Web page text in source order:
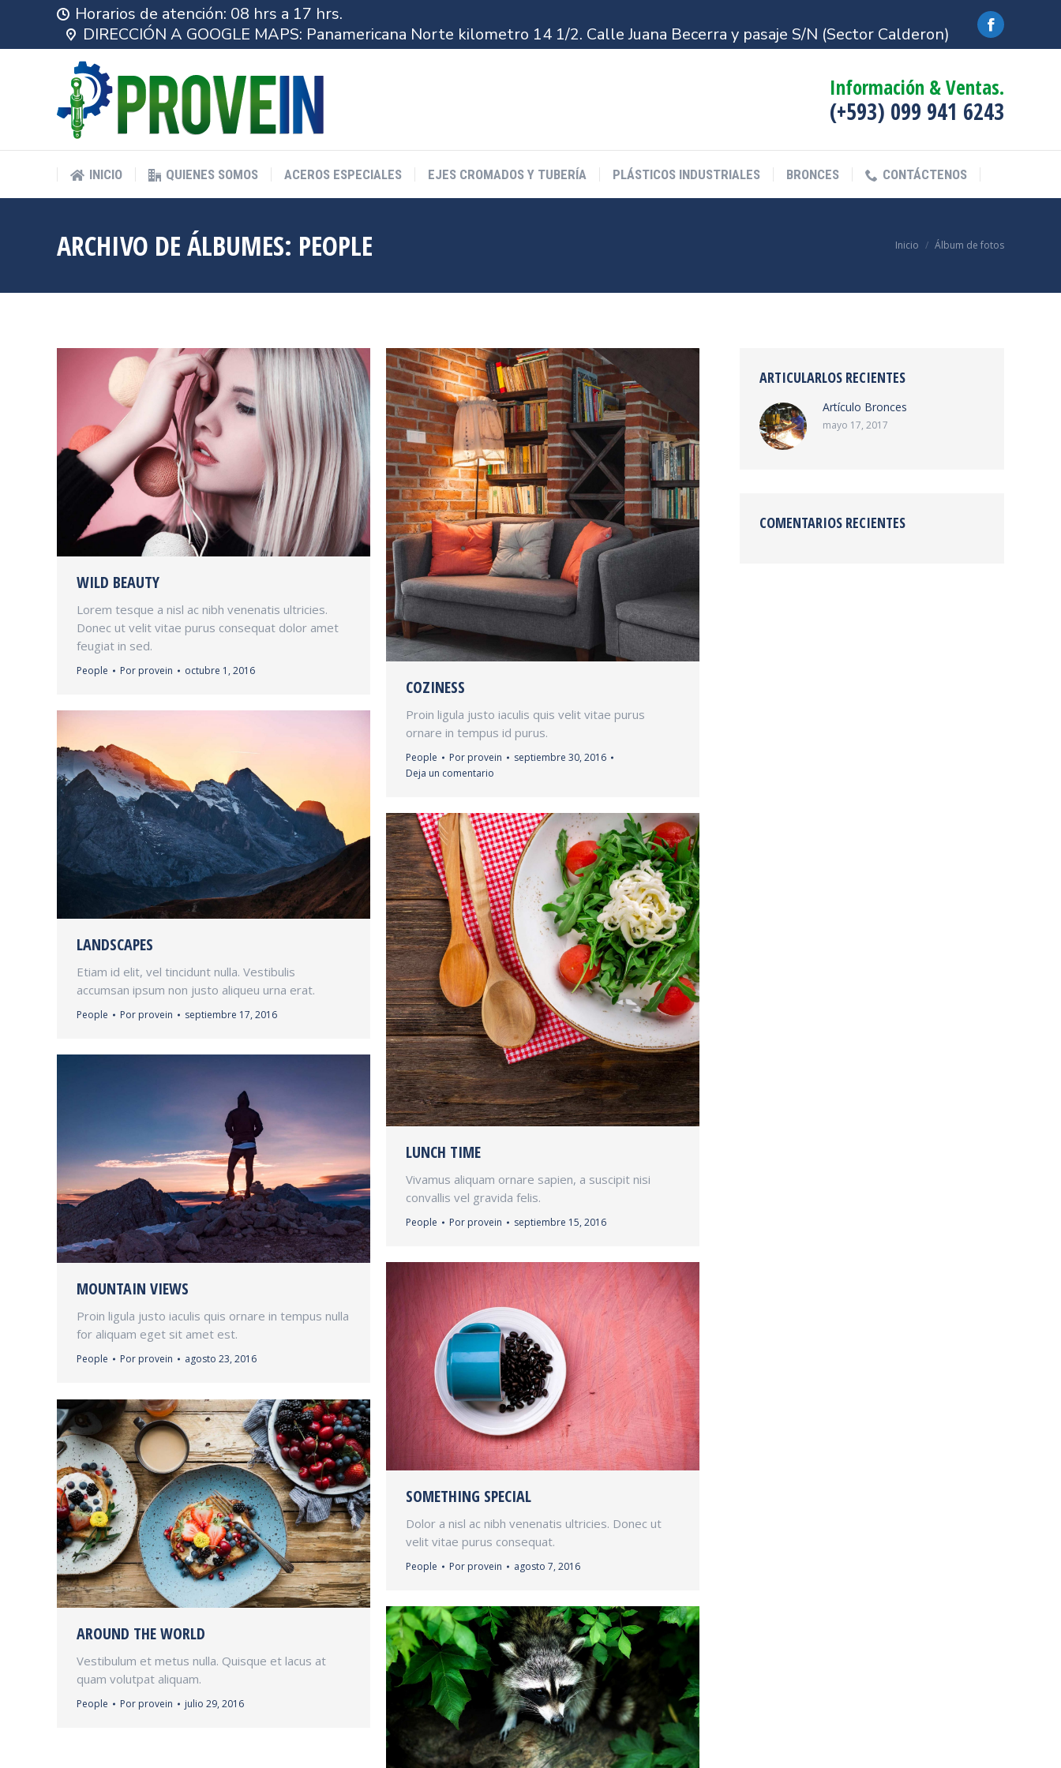
Horarios de atención: 08 hrs a 17 hrs.
DIRECCIÓN A GOOGLE MAPS: Panamericana Norte kilometro 14 1/2. Calle Juana Becerra y pasaje S/N (Sector Calderon)
Facebook
Información & Ventas.
(+593) 099 941 6243
INICIO QUIENES SOMOS ACEROS ESPECIALES EJES CROMADOS Y TUBERÍA PLÁSTICOS INDUSTRIALES BRONCES CONTÁCTENOS
ARCHIVO DE ÁLBUMES: PEOPLE Estás aquí:
Inicio Álbum de fotos
WILD BEAUTY
Lorem tesque a nisl ac nibh venenatis ultricies.
Donec ut velit vitae purus consequat dolor amet
feugiat in sed.
People Por provein octubre 1, 2016
COZINESS
Proin ligula justo iaculis quis velit vitae purus
ornare in tempus id purus.
People Por provein
septiembre 30, 2016
Deja un comentario
LANDSCAPES
Etiam id elit, vel tincidunt nulla. Vestibulis
accumsan ipsum non justo aliqueu urna erat.
People Por provein septiembre 17, 2016
LUNCH TIME
Vivamus aliquam ornare sapien, a suscipit nisi
convallis vel gravida felis.
People Por provein septiembre 15, 2016
MOUNTAIN VIEWS
Proin ligula justo iaculis quis ornare in tempus nulla
for aliquam eget sit amet est.
People Por provein agosto 23, 2016
SOMETHING SPECIAL
Dolor a nisl ac nibh venenatis ultricies. Donec ut
velit vitae purus consequat.
People Por provein agosto 7, 2016
AROUND THE WORLD
Vestibulum et metus nulla. Quisque et lacus at
quam volutpat aliquam.
People Por provein julio 29, 2016
ARTICULARLOS RECIENTES
Artículo Bronces
mayo 17, 2017
COMENTARIOS RECIENTES
INICIO QUIENES SOMOS ACEROS ESPECIALES EJES CROMADOS Y TUBERÍA PLÁSTICOS INDUSTRIALES BRONCES CONTÁCTENOS